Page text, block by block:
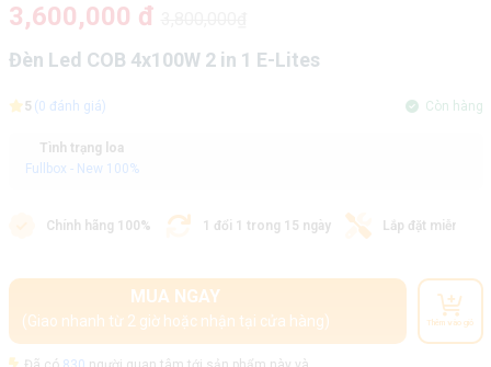
3,600,000 đ
Đèn Led COB 4x100W 2 in 1 E-Lites
5 (0 đánh giá) Còn hàng
Tình trạng loa
Fullbox - New 100%
Chính hãng 100% 1 đổi 1 trong 15 ngày Lắp đặt miễn phí
MUA NGAY
(Giao nhanh từ 2 giờ hoặc nhận tại cửa hàng) Thêm vào giỏ